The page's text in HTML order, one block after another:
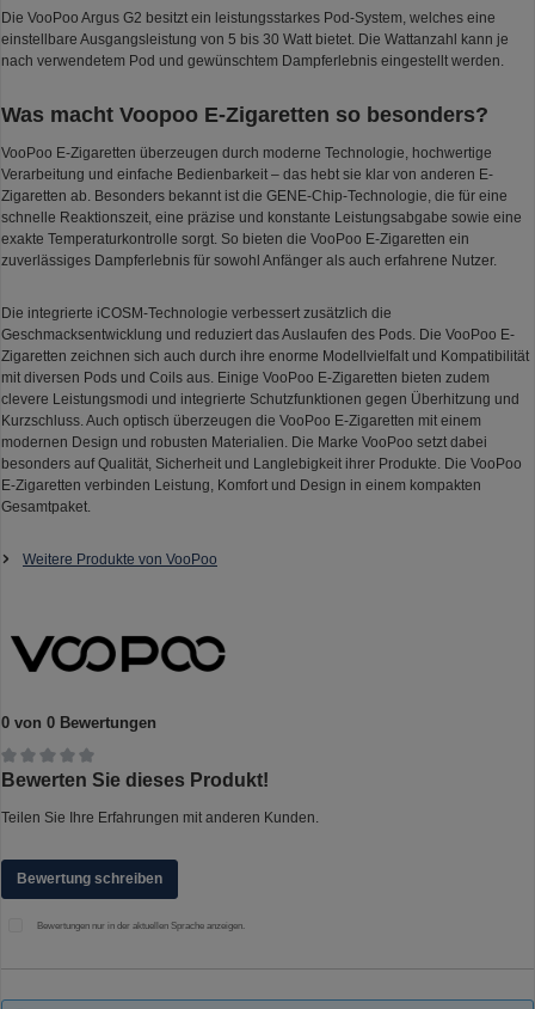
Die VooPoo Argus G2 besitzt ein leistungsstarkes Pod-System, welches eine
einstellbare Ausgangsleistung von 5 bis 30 Watt bietet. Die Wattanzahl kann je
nach verwendetem Pod und gewünschtem Dampferlebnis eingestellt werden.
Was macht Voopoo E-Zigaretten so besonders?
VooPoo E-Zigaretten überzeugen durch moderne Technologie, hochwertige
Verarbeitung und einfache Bedienbarkeit – das hebt sie klar von anderen E-
Zigaretten ab. Besonders bekannt ist die GENE-Chip-Technologie, die für eine
schnelle Reaktionszeit, eine präzise und konstante Leistungsabgabe sowie eine
exakte Temperaturkontrolle sorgt. So bieten die VooPoo E-Zigaretten ein
zuverlässiges Dampferlebnis für sowohl Anfänger als auch erfahrene Nutzer.
Die integrierte iCOSM-Technologie verbessert zusätzlich die
Geschmacksentwicklung und reduziert das Auslaufen des Pods. Die VooPoo E-
Zigaretten zeichnen sich auch durch ihre enorme Modellvielfalt und Kompatibilität
mit diversen Pods und Coils aus. Einige VooPoo E-Zigaretten bieten zudem
clevere Leistungsmodi und integrierte Schutzfunktionen gegen Überhitzung und
Kurzschluss. Auch optisch überzeugen die VooPoo E-Zigaretten mit einem
modernen Design und robusten Materialien. Die Marke VooPoo setzt dabei
besonders auf Qualität, Sicherheit und Langlebigkeit ihrer Produkte. Die VooPoo
E-Zigaretten verbinden Leistung, Komfort und Design in einem kompakten
Gesamtpaket.
Weitere Produkte von VooPoo
0 von 0 Bewertungen
Durchschnittliche Bewertung von 0 von 5 Sternen
Bewerten Sie dieses Produkt!
Teilen Sie Ihre Erfahrungen mit anderen Kunden.
Bewertung schreiben
Bewertungen nur in der aktuellen Sprache anzeigen.